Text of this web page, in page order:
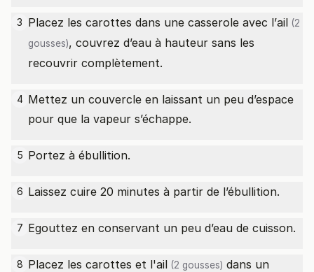
3 Placez les carottes dans une casserole avec l’ail (2
gousses), couvrez d’eau à hauteur sans les
recouvrir complètement.
4 Mettez un couvercle en laissant un peu d’espace
pour que la vapeur s’échappe.
5 Portez à ébullition.
6 Laissez cuire 20 minutes à partir de l’ébullition.
7 Egouttez en conservant un peu d’eau de cuisson.
8 Placez les carottes et l'ail (2 gousses) dans un